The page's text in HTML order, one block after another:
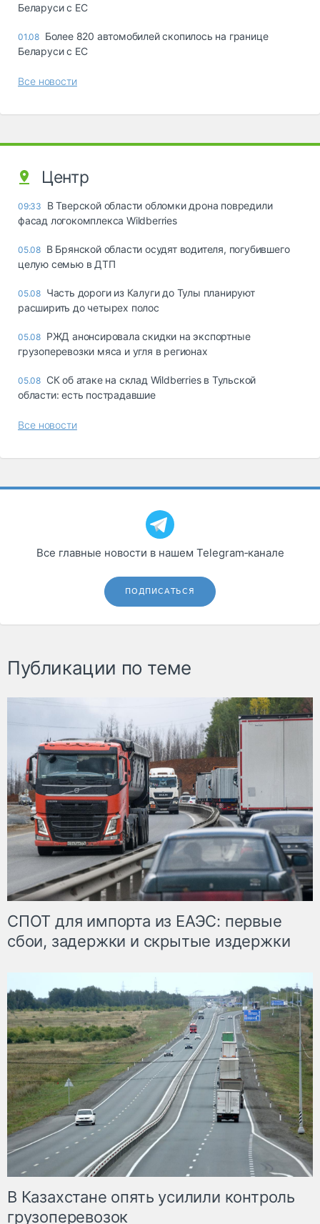
Беларуси с ЕС
01.08 Более 820 автомобилей скопилось на границе
Беларуси с ЕС
Все новости
Центр
09:33
В Тверской области обломки дрона повредили
фасад логокомплекса Wildberries
05.08 В Брянской области осудят водителя, погубившего
целую семью в ДТП
05.08 Часть дороги из Калуги до Тулы планируют
расширить до четырех полос
05.08 РЖД анонсировала скидки на экспортные
грузоперевозки мяса и угля в регионах
05.08 СК об атаке на склад Wildberries в Тульской
области: есть пострадавшие
Все новости
Все главные новости в нашем Telegram‑канале
ПОДПИСАТЬСЯ
Публикации по теме
СПОТ для импорта из ЕАЭС: первые
сбои, задержки и скрытые издержки
В Казахстане опять усилили контроль
грузоперевозок